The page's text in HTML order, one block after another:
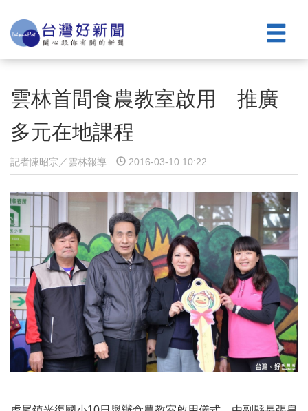
雲林首間食農教室啟用 推廣
多元在地課程
記者陳昭宗／雲林報導 2016-03-10 10:22